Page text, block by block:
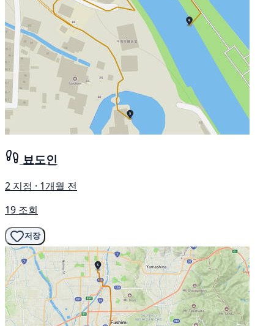
뵤도인
2 지점 · 1개월 전
19 조회
저장